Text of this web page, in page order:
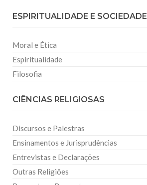
ESPIRITUALIDADE E SOCIEDADE
Moral e Ética
Espiritualidade
Filosofia
CIÊNCIAS RELIGIOSAS
Discursos e Palestras
Ensinamentos e Jurisprudências
Entrevistas e Declarações
Outras Religiões